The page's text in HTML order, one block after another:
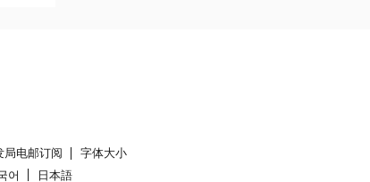
局电邮订阅
字体大小
어 日本語